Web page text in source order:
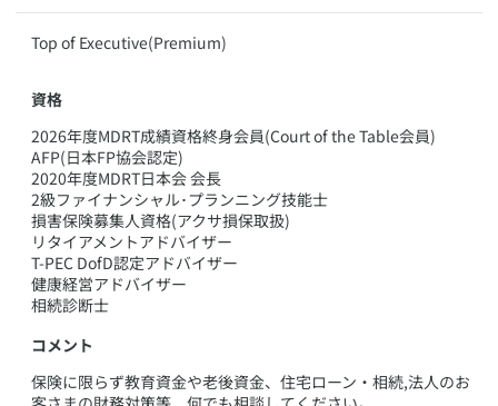
​Top of Executive(Premium)
資格
​2026年度MDRT成績資格終身会員(Court of the Table会員)
AFP(日本FP協会認定)
2020年度MDRT日本会 会長
2級ファイナンシャル･プランニング技能士
損害保険募集人資格(アクサ損保取扱)
リタイアメントアドバイザー
T-PEC DofD認定アドバイザー
健康経営アドバイザー
相続診断士
コメント
​保険に限らず教育資金や老後資金、住宅ローン・相続,法人のお